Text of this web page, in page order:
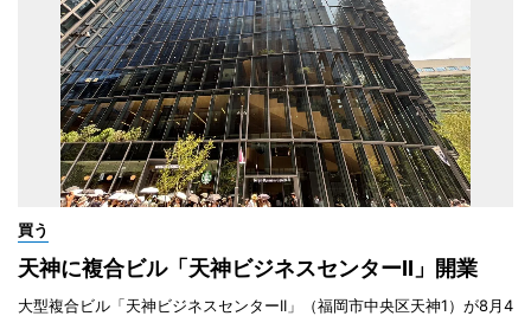
買う
天神に複合ビル「天神ビジネスセンターII」開業
大型複合ビル「天神ビジネスセンターII」（福岡市中央区天神1）が8月4